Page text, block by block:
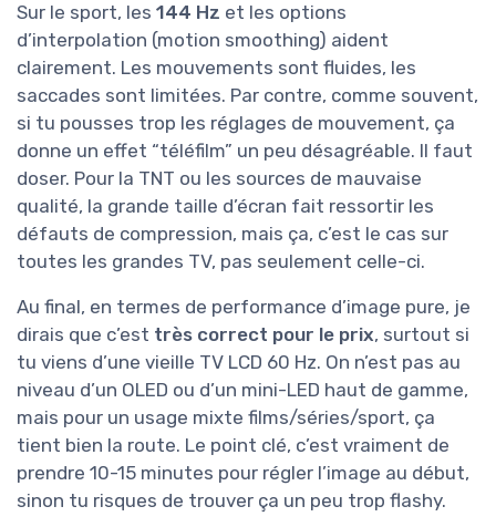
Sur le sport, les 144 Hz et les options
d’interpolation (motion smoothing) aident
clairement. Les mouvements sont fluides, les
saccades sont limitées. Par contre, comme souvent,
si tu pousses trop les réglages de mouvement, ça
donne un effet “téléfilm” un peu désagréable. Il faut
doser. Pour la TNT ou les sources de mauvaise
qualité, la grande taille d’écran fait ressortir les
défauts de compression, mais ça, c’est le cas sur
toutes les grandes TV, pas seulement celle-ci.
Au final, en termes de performance d’image pure, je
dirais que c’est très correct pour le prix, surtout si
tu viens d’une vieille TV LCD 60 Hz. On n’est pas au
niveau d’un OLED ou d’un mini-LED haut de gamme,
mais pour un usage mixte films/séries/sport, ça
tient bien la route. Le point clé, c’est vraiment de
prendre 10-15 minutes pour régler l’image au début,
sinon tu risques de trouver ça un peu trop flashy.